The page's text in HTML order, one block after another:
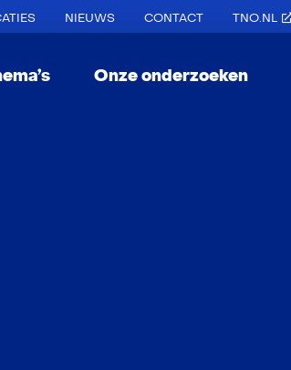
NIEUWS CONTACT TNO.NL
Onze onderzoeken